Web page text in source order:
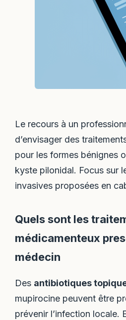
Le recours à un
d’envisager des
pour les formes bénignes
kyste pilonidal. Focus sur
invasives proposées en
Quels sont les
médicamenteux
médecin
Des antibiotiques
mupirocine peuvent être
prévenir l’infection locale.